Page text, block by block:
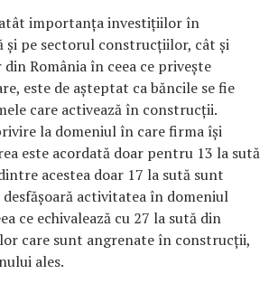
importanța investițiilor în
și pe sectorul construcțiilor, cât și
România în ceea ce privește
este de așteptat ca băncile se fie
care activează în construcții.
la domeniul în care firma își
este acordată doar pentru 13 la sută
acestea doar 17 la sută sunt
activitatea în domeniul
ce echivalează cu 27 la sută din
care sunt angrenate în construcții,
ales.